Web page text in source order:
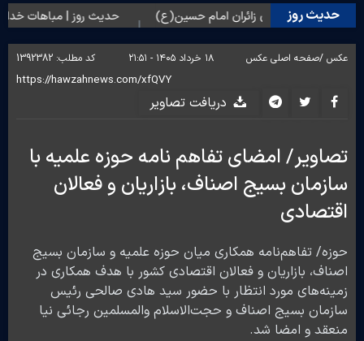
حدیث روز
زهرا(س) برای زائران امام حسین(ع) حدیث روز | مباهات خداوند
عکس /صفحه اصلی عکس ۱۸ خرداد ۱۴۰۵ - ۲۱:۵۱ کد مطلب: 1392382
دریافت تصاویر
تصاویر/ امضای تفاهم نامه حوزه علمیه با
سازمان بسیج اصناف، بازاریان و فعالان
اقتصادی
حوزه/ تفاهم‌نامه همکاری میان حوزه علمیه و سازمان‌ بسیج
اصناف، بازاریان و فعالان اقتصادی کشور با هدف همکاری در
زمینه‌های مورد انتظار با حضور سید هادی صالحی رئیس
سازمان بسیج اصناف و حجت‌الاسلام والمسلمین رجائی نیا
منعقد و امضا شد.